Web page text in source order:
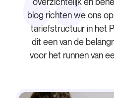
blog richten we ons
tariefstructuur in het
dit een van de
voor het runnen van